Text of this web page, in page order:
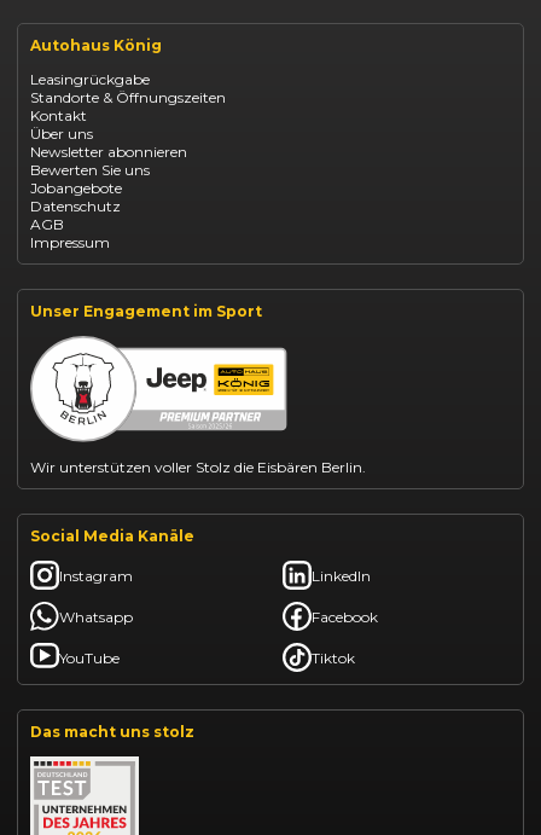
Renault Arkana Leasing
Renault Captur Leasing
Opel Astra leasen
Opel Mokka kaufen
Opel Grandland finanzieren
Opel Vivaro Gewerbeleasing
Fiat 500 finanzieren
Fiat Panda leasen
Dacia Duster finanzieren
Dacia Sandero kaufen
Dacia Jogger leasen
Jeep Compass leasen
Jeep Renegade finanzieren
Suzuki Swift finanzieren
BYD Dolphin finanzieren
Kia Ceed finanzieren
Kia Sportage leasen
Mazda CX-30 finanzieren
Citroën C3 leasen
Autohaus König
Leasingrückgabe
Standorte & Öffnungszeiten
Kontakt
Über uns
Newsletter abonnieren
Bewerten Sie uns
Jobangebote
Datenschutz
AGB
Impressum
Unser Engagement im Sport
Wir unterstützen voller Stolz die Eisbären Berlin.
Social Media Kanäle
Instagram LinkedIn
Whatsapp Facebook
YouTube Tiktok
Das macht uns stolz